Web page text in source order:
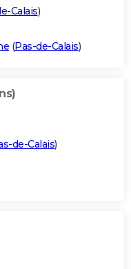
Calais)
(Pas-de-Calais)
de-Calais)